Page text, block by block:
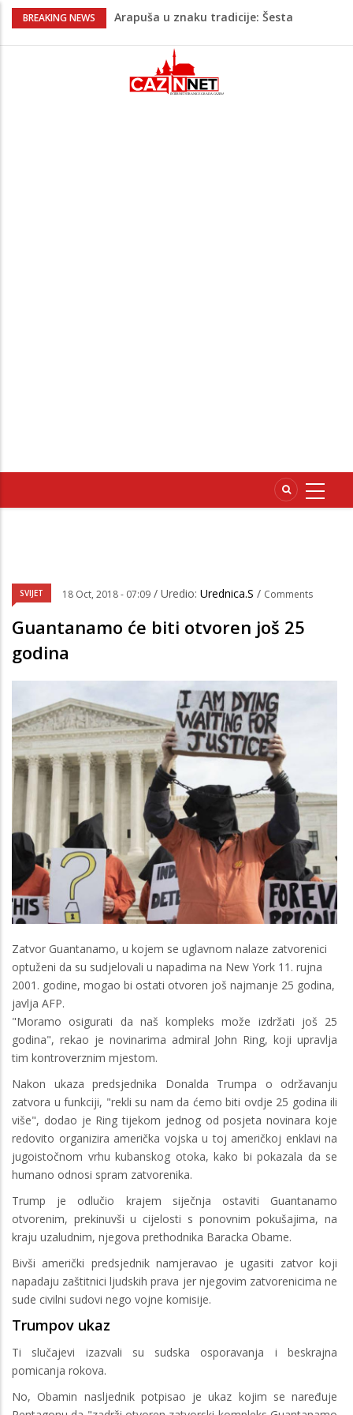
BREAKING NEWS
Arapuša u znaku tradicije: Šesta
Na Ahiret preselio KOLJIĆ (Meho) MUNIB
Adnan Alibabić otišao prije više od
SVIJET 18 Oct, 2018 - 07:09 / Uredio: Urednica.S / Comments
Guantanamo će biti otvoren još 25
godina
Zatvor Guantanamo, u kojem se uglavnom nalaze zatvorenici
optuženi da su sudjelovali u napadima na New York 11. rujna
2001. godine, mogao bi ostati otvoren još najmanje 25 godina,
javlja AFP.
"Moramo osigurati da naš kompleks može izdržati još 25
godina", rekao je novinarima admiral John Ring, koji upravlja
tim kontroverznim mjestom.
Nakon ukaza predsjednika Donalda Trumpa o održavanju
zatvora u funkciji, "rekli su nam da ćemo biti ovdje 25 godina ili
više", dodao je Ring tijekom jednog od posjeta novinara koje
redovito organizira američka vojska u toj američkoj enklavi na
jugoistočnom vrhu kubanskog otoka, kako bi pokazala da se
humano odnosi spram zatvorenika.
Trump je odlučio krajem siječnja ostaviti Guantanamo
otvorenim, prekinuvši u cijelosti s ponovnim pokušajima, na
kraju uzaludnim, njegova prethodnika Baracka Obame.
Bivši američki predsjednik namjeravao je ugasiti zatvor koji
napadaju zaštitnici ljudskih prava jer njegovim zatvorenicima ne
sude civilni sudovi nego vojne komisije.
Trumpov ukaz
Ti slučajevi izazvali su sudska osporavanja i beskrajna
pomicanja rokova.
No, Obamin nasljednik potpisao je ukaz kojim se naređuje